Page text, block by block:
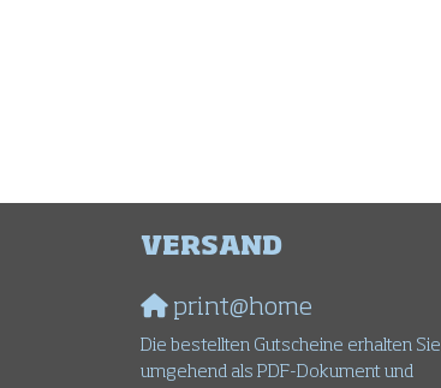
VERSAND
print@home
Die bestellten Gutscheine erhalten Sie
umgehend als PDF-Dokument und